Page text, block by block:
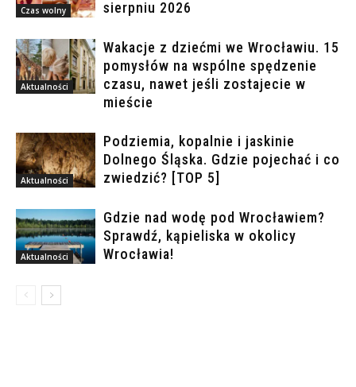
Czas wolny
sierpniu 2026
Aktualności
Wakacje z dziećmi we Wrocławiu. 15
pomysłów na wspólne spędzenie
czasu, nawet jeśli zostajecie w
mieście
Aktualności
Podziemia, kopalnie i jaskinie
Dolnego Śląska. Gdzie pojechać i co
zwiedzić? [TOP 5]
Aktualności
Gdzie nad wodę pod Wrocławiem?
Sprawdź, kąpieliska w okolicy
Wrocławia!